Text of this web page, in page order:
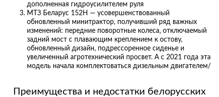
дополненная гидроусилителем руля
МТЗ Беларус 152Н — усовершенствованный
обновленный минитрактор, получивший ряд важных
изменений: передние поворотные колеса, отключаемый
задний мост с плавающим креплением к остову,
обновленный дизайн, подрессоренное сиденье и
увеличенный агротехнический просвет. А с 2021 года эта
модель начала комплектоваться дизельным двигателем/
Преимущества и недостатки белорусских